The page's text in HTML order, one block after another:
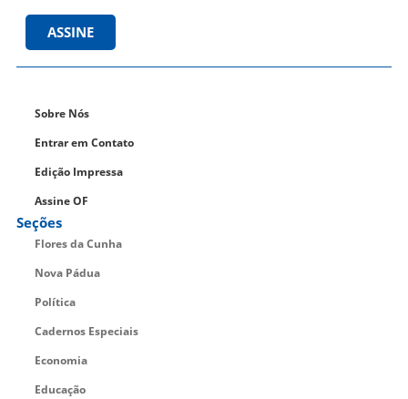
ASSINE
Sobre Nós
Entrar em Contato
Edição Impressa
Assine OF
Seções
Flores da Cunha
Nova Pádua
Política
Cadernos Especiais
Economia
Educação